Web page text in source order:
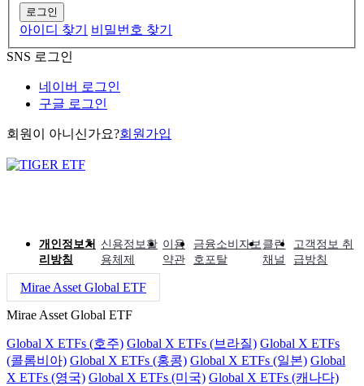
로그인
아이디 찾기
비밀번호 찾기
SNS 로그인
네이버 로그인
구글 로그인
회원이 아니신가요?회원가입
개인정보처
리방침
신용정보활
용체제
이용
약관
금융소비자보
호포탈
클린
채널
고객정보 취
급방침
Mirae Asset Global ETF
Mirae Asset Global ETF
Global X ETFs (호주) Global X ETFs (브라질) Global X ETFs
(콜롬비아) Global X ETFs (홍콩) Global X ETFs (일본) Global
X ETFs (영국) Global X ETFs (미국) Global X ETFs (캐나다)